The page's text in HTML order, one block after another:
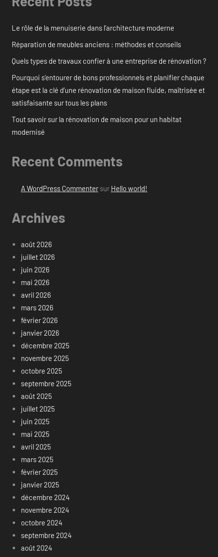
Le rôle de la menuiserie dans l’architecture moderne
Réparation de meubles anciens : méthodes et conseils
Quels types de travaux confier à une entreprise de rénovation ?
Pourquoi s’entourer de bons professionnels et planifier chaque
étape est la clé d’une rénovation de maison fluide, maîtrisée et
satisfaisante sur tous les plans
Tout savoir sur la rénovation de maison pour un habitat
modernisé
Recent Comments
A WordPress Commentersur Hello world!
Archives
août 2026
juillet 2026
juin 2026
mai 2026
avril 2026
mars 2026
février 2026
janvier 2026
décembre 2025
novembre 2025
octobre 2025
septembre 2025
août 2025
juillet 2025
juin 2025
mai 2025
avril 2025
mars 2025
février 2025
janvier 2025
décembre 2024
novembre 2024
octobre 2024
septembre 2024
août 2024